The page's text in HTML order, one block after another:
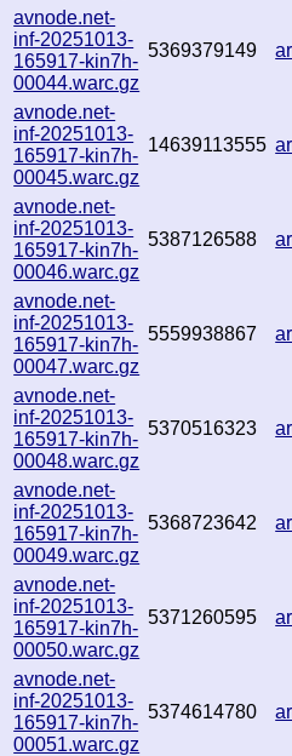
avnode.net-
inf-20251013-
165917-kin7h-
00044.warc.gz
5369379149
avnode.net-
inf-20251013-
165917-kin7h-
00045.warc.gz
14639113555
avnode.net-
inf-20251013-
165917-kin7h-
00046.warc.gz
5387126588
avnode.net-
inf-20251013-
165917-kin7h-
00047.warc.gz
5559938867
avnode.net-
inf-20251013-
165917-kin7h-
00048.warc.gz
5370516323
avnode.net-
inf-20251013-
165917-kin7h-
00049.warc.gz
5368723642
avnode.net-
inf-20251013-
165917-kin7h-
00050.warc.gz
5371260595
avnode.net-
inf-20251013-
165917-kin7h-
00051.warc.gz
5374614780